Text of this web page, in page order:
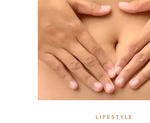
LIFESTYLE